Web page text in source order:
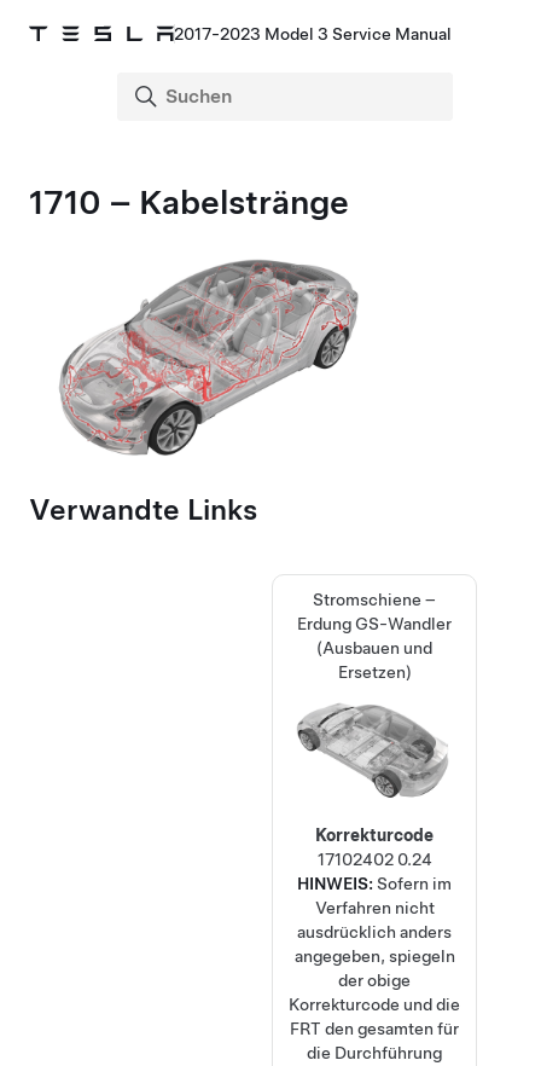
2017-2023 Model 3 Service Manual
1710 – Kabelstränge
Verwandte Links
Stromschiene –
Erdung GS-Wandler
(Ausbauen und
Ersetzen)
Korrekturcode
17102402 0.24
HINWEIS:Sofern im
Verfahren nicht
ausdrücklich anders
angegeben, spiegeln
der obige
Korrekturcode und die
FRT den gesamten für
die Durchführung